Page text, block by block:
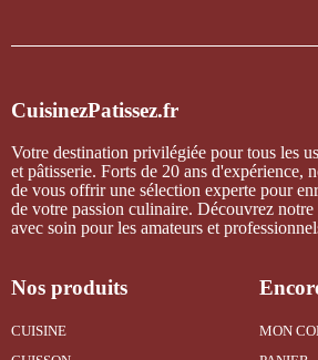
CuisinezPatissez.fr
Votre destination privilégiée pour tous les
et pâtisserie. Forts de 20 ans d'expérience,
de vous offrir une sélection experte pour
de votre passion culinaire. Découvrez notre
avec soin pour les amateurs et
Nos produits
CUISINE
MON